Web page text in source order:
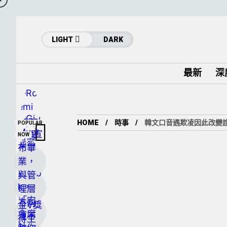
LIGHT DARK
最新 深
HOME 時事 韓文口音遇欺凌因此改變
POPULAR
NOW